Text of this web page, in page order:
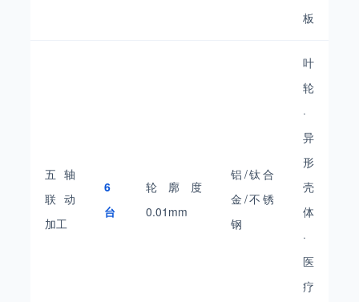
板
五轴
联动
加工
6
台
轮廓度
0.01mm
铝/钛合
金/不锈
钢
叶
轮
·
异
形
壳
体
·
医
疗